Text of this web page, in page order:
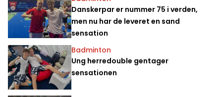
Danskerpar er nummer 75 i verden,
men nu har de leveret en sand
sensation
Badminton
Ung herredouble gentager
sensationen